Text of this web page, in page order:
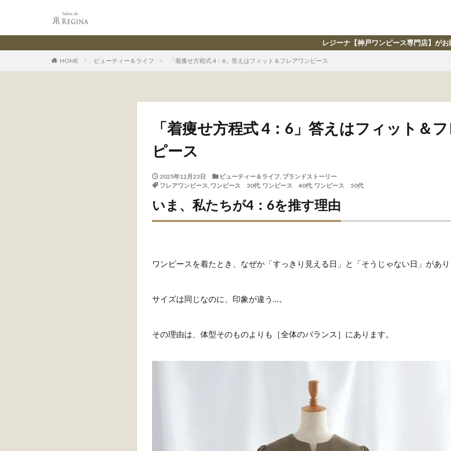
レジーナ【神戸ワンピース専門店】がお贈りする、ラ
HOME ビューティー＆ライフ 「着痩せ方程式 4：6」答えはフィット＆フレアワンピース
「着痩せ方程式 4：6」答えはフィット＆
ピース
2025年12月23日 ビューティー＆ライフ, ブランドストーリー
フレアワンピース, ワンピース 30代, ワンピース 40代, ワンピース 50代
いま、私たちが4：6を推す理由
ワンピースを着たとき、なぜか「すっきり見える日」と「そうじゃない日」があ
サイズは同じなのに、印象が違う…。
その理由は、体型そのものよりも［全体のバランス］にあります。